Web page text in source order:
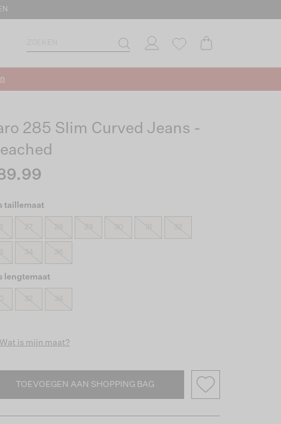
285 Slim Curved Jeans -
taillemaat
27 28 29 30 31 32
34 36
lengtemaat
32 34
Wat is mijn maat?
TOEVOEGEN AAN SHOPPING BAG